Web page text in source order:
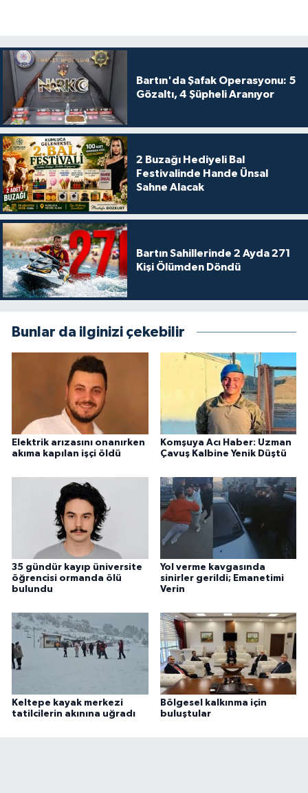
Bartın'da Şafak Operasyonu: 5
Gözaltı, 4 Şüpheli Aranıyor
2 Buzağı Hediyeli Bal
Festivalinde Hande Ünsal
Sahne Alacak
Bartın Sahillerinde 2 Ayda 271
Kişi Ölümden Döndü
Bunlar da ilginizi çekebilir
Elektrik arızasını onanırken
akıma kapılan işçi öldü
Komşuya Acı Haber: Uzman
Çavuş Kalbine Yenik Düştü
35 gündür kayıp üniversite
öğrencisi ormanda ölü
bulundu
Yol verme kavgasında
sinirler gerildi; Emanetimi
Verin
Keltepe kayak merkezi
tatilcilerin akınına uğradı
Bölgesel kalkınma için
buluştular